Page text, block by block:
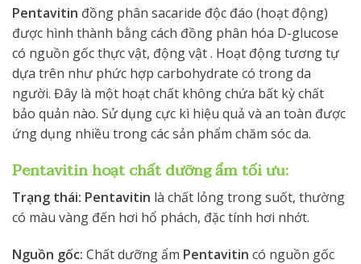
Pentavitin đồng phân sacaride độc đáo (hoạt động)
được hình thành bằng cách đồng phân hóa D-glucose
có nguồn gốc thực vật, động vật . Hoạt động tương tự
dựa trên như phức hợp carbohydrate có trong da
người. Đây là một hoạt chất không chứa bất kỳ chất
bảo quản nào. Sử dụng cực kì hiệu quả và an toàn được
ứng dụng nhiều trong các sản phẩm chăm sóc da.
Pentavitin hoạt chất dưỡng ẩm tối ưu:
Trạng thái: Pentavitin là chất lỏng trong suốt, thường
có màu vàng đến hơi hổ phách, đặc tính hơi nhớt.
Nguồn gốc: Chất dưỡng ẩm Pentavitin có nguồn gốc